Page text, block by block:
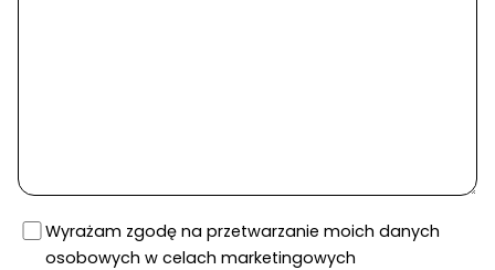
Wyrażam zgodę na przetwarzanie moich danych
osobowych w celach marketingowych